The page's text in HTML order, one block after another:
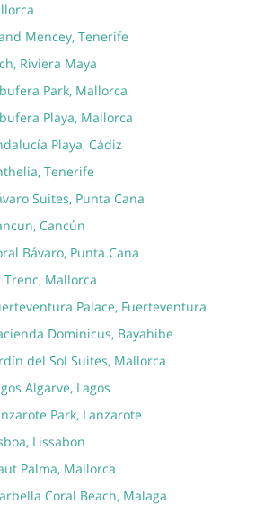
Mencey, Tenerife
Riviera Maya
Park, Mallorca
Playa, Mallorca
Playa, Cádiz
Tenerife
Suites, Punta Cana
Cancún
Bávaro, Punta Cana
Trenc, Mallorca
Palace, Fuerteventura
Dominicus, Bayahibe
del Sol Suites, Mallorca
Algarve, Lagos
Park, Lanzarote
Lissabon
Palma, Mallorca
Coral Beach, Malaga